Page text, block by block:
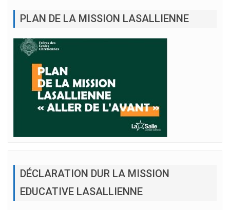
PLAN DE LA MISSION LASALLIENNE
DÉCLARATION DUR LA MISSION
EDUCATIVE LASALLIENNE